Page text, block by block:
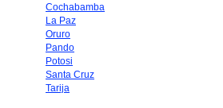
Cochabamba
La Paz
Oruro
Pando
Potosi
Santa Cruz
Tarija